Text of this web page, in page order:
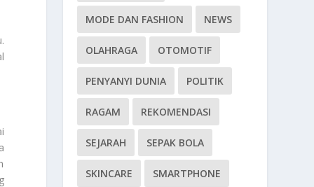
MODE DAN FASHION NEWS
OLAHRAGA OTOMOTIF
PENYANYI DUNIA POLITIK
RAGAM REKOMENDASI
SEJARAH SEPAK BOLA
SKINCARE SMARTPHONE